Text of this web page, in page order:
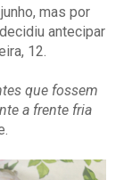
mas por
antecipar
12.
que fossem
a frente fria